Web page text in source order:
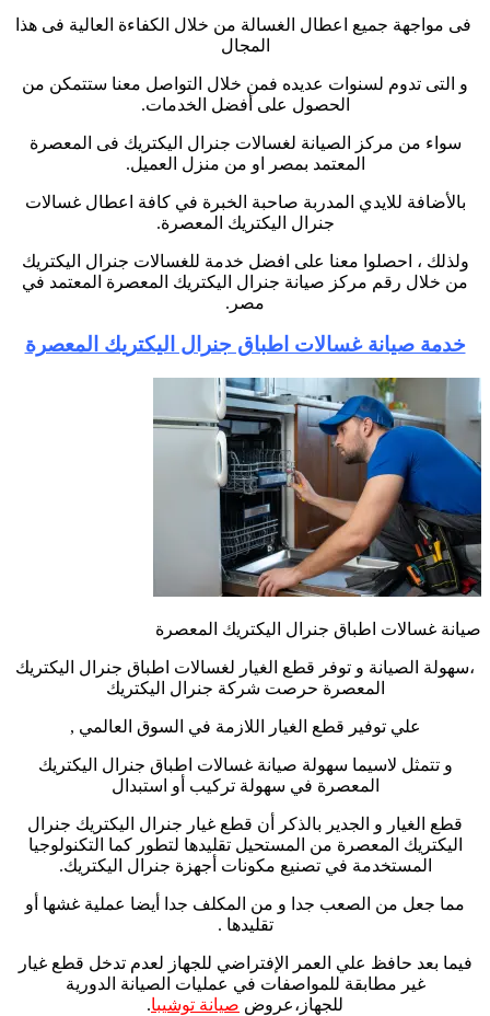
فى مواجهة جميع اعطال الغسالة من خلال الكفاءة العالية فى هذا
المجال
و التى تدوم لسنوات عديده فمن خلال التواصل معنا ستتمكن من
الحصول على أفضل الخدمات.
سواء من مركز الصيانة لغسالات جنرال اليكتريك فى المعصرة
المعتمد بمصر او من منزل العميل.
بالأضافة للايدي المدربة صاحبة الخبرة في كافة اعطال غسالات
جنرال اليكتريك المعصرة.
ولذلك ، احصلوا معنا على افضل خدمة للغسالات جنرال اليكتريك
من خلال رقم مركز صيانة جنرال اليكتريك المعصرة المعتمد في
مصر.
خدمة صيانة غسالات اطباق جنرال اليكتريك المعصرة
صيانة غسالات اطباق جنرال اليكتريك المعصرة
،سهولة الصيانة و توفر قطع الغيار لغسالات اطباق جنرال اليكتريك
المعصرة حرصت شركة جنرال اليكتريك
علي توفير قطع الغيار اللازمة في السوق العالمي ,
و تتمثل لاسيما سهولة صيانة غسالات اطباق جنرال اليكتريك
المعصرة في سهولة تركيب أو استبدال
قطع الغيار و الجدير بالذكر أن قطع غيار جنرال اليكتريك جنرال
اليكتريك المعصرة من المستحيل تقليدها لتطور كما التكنولوجيا
المستخدمة في تصنيع مكونات أجهزة جنرال اليكتريك.
مما جعل من الصعب جدا و من المكلف جدا أيضا عملية غشها أو
تقليدها .
فيما بعد حافظ علي العمر الإفتراضي للجهاز لعدم تدخل قطع غيار
غير مطابقة للمواصفات في عمليات الصيانة الدورية
للجهاز،عروض صيانة توشيبا.